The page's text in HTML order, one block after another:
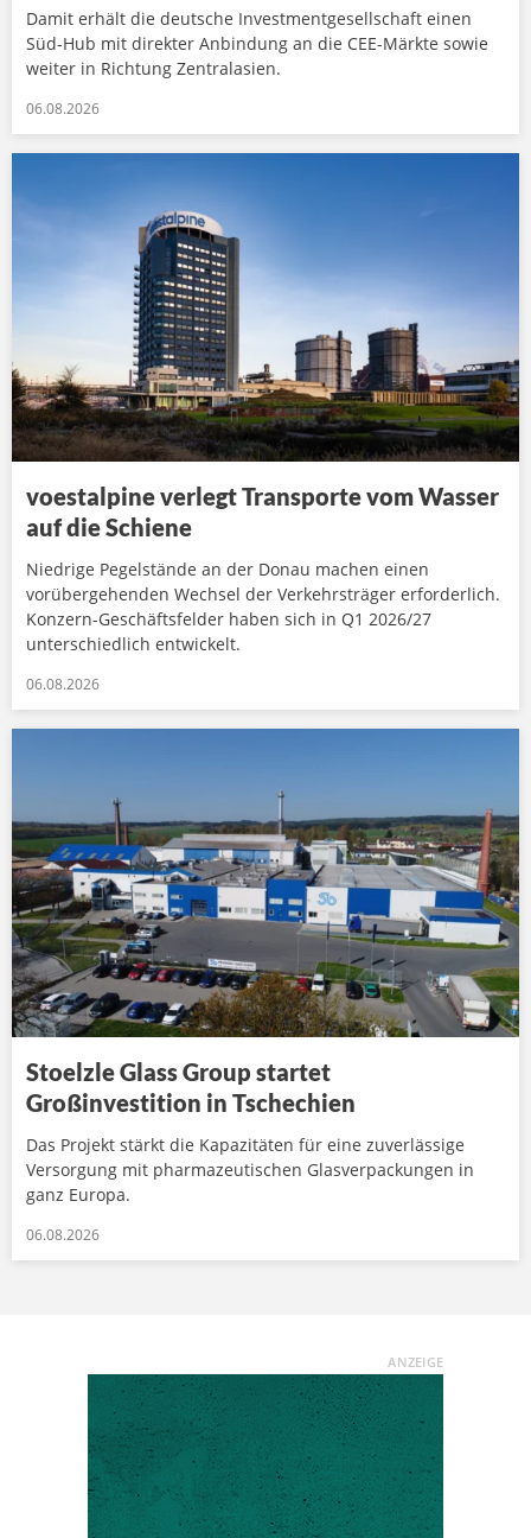
Damit erhält die deutsche Investmentgesellschaft einen
Süd-Hub mit direkter Anbindung an die CEE-Märkte sowie
weiter in Richtung Zentralasien.
06.08.2026
voestalpine verlegt Transporte vom Wasser
auf die Schiene
Niedrige Pegelstände an der Donau machen einen
vorübergehenden Wechsel der Verkehrsträger erforderlich.
Konzern-Geschäftsfelder haben sich in Q1 2026/27
unterschiedlich entwickelt.
06.08.2026
Stoelzle Glass Group startet
Großinvestition in Tschechien
Das Projekt stärkt die Kapazitäten für eine zuverlässige
Versorgung mit pharmazeutischen Glasverpackungen in
ganz Europa.
06.08.2026
ANZEIGE